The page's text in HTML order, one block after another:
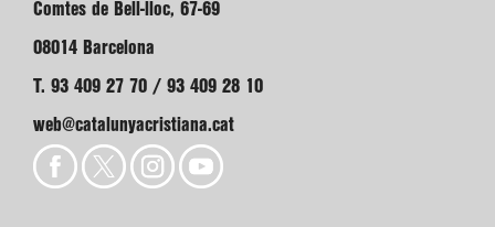
Comtes de Bell-lloc, 67-69
08014 Barcelona
T. 93 409 27 70 / 93 409 28 10
web@catalunyacristiana.cat